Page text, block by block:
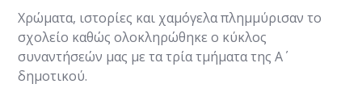
Χρώματα, ιστορίες και χαμόγελα πλημμύρισαν το
σχολείο καθώς ολοκληρώθηκε ο κύκλος
συναντήσεών μας με τα τρία τμήματα της Α΄
δημοτικού.